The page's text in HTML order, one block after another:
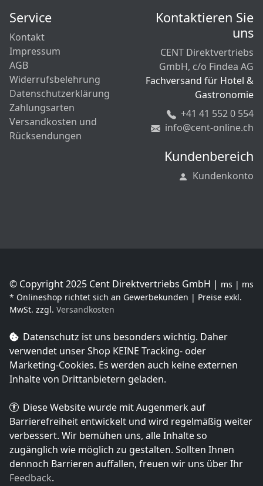
Service
Kontakt
Impressum
AGB
Widerrufsbelehrung
Datenschutzerklärung
Zahlungsarten
Versandkosten und
Rücksendungen
Kontaktieren Sie
uns
CENT Direktvertriebs
GmbH, c/o Findea AG
Fachversand für Hotel &
Gastronomie
+41 41 552 0 554
info@cent-online.ch
Kundenbereich
Kundenkonto
© Copyright 2025 Cent Direktvertriebs GmbH | ms | ms
* Onlineshop richtet sich an Gewerbekunden | Preise exkl.
MwSt. zzgl. Versandkosten
Datenschutz ist uns besonders wichtig. Daher
verwendet unser Shop KEINE Tracking- oder
Marketing-Cookies. Es werden auch keine externen
Inhalte von Drittanbietern geladen.
Diese Website wurde mit Augenmerk auf
Barrierefreiheit entwickelt und wird regelmäßig weiter
verbessert. Wir bemühen uns, alle Inhalte so
zugänglich wie möglich zu gestalten. Sollten Ihnen
dennoch Barrieren auffallen, freuen wir uns über Ihr
Feedback.